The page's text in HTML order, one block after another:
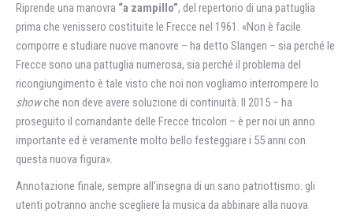
Riprende una manovra “a zampillo”, del repertorio di una pattuglia
prima che venissero costituite le Frecce nel 1961. «Non è facile
comporre e studiare nuove manovre – ha detto Slangen – sia perché le
Frecce sono una pattuglia numerosa, sia perché il problema del
ricongiungimento è tale visto che noi non vogliamo interrompere lo
showche non deve avere soluzione di continuità. Il 2015 – ha
proseguito il comandante delle Frecce tricolori – è per noi un anno
importante ed è veramente molto bello festeggiare i 55 anni con
questa nuova figura».
Annotazione finale, sempre all’insegna di un sano patriottismo: gli
utenti potranno anche scegliere la musica da abbinare alla nuova